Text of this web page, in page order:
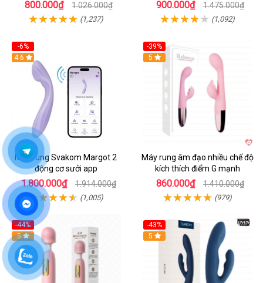
800.000₫ 1.026.000₫
(1,237)
900.000₫ 1.475.000₫
(1,092)
-6%
4.6
Máy rung Svakom Margot 2
động cơ sưởi app
1.800.000₫ 1.914.000₫
(1,005)
-39%
Hot
5
Máy rung âm đạo nhiều chế độ
kích thích điểm G mạnh
860.000₫ 1.410.000₫
(979)
-44%
Hot
5
-43%
Hot
5